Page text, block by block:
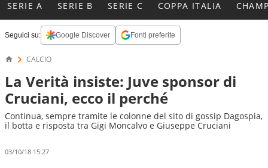
SERIE A SERIE B SERIE C COPPA ITALIA
Seguici su: Google Discover Fonti preferite
CALCIO
La Verità insiste: Juve sponsor di
Cruciani, ecco il perché
Continua, sempre tramite le colonne del sito di gossip Dagospia,
il botta e risposta tra Gigi Moncalvo e Giuseppe Cruciani
03/10/18 15:27